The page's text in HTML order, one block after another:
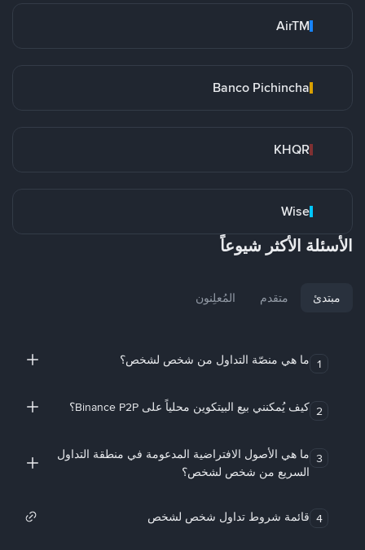
AirTM
Banco Pichincha
KHQR
Wise
الأسئلة الأكثر شيوعاً
مبتدئ متقدم المُعلِنون
1 ما هي منصّة التداول من شخص لشخص؟
2 كيف يُمكنني بيع البيتكوين محلياً على Binance P2P؟
3 ما هي الأصول الافتراضية المدعومة في منطقة التداول
السريع من شخص لشخص؟
4 قائمة شروط تداول شخص لشخص